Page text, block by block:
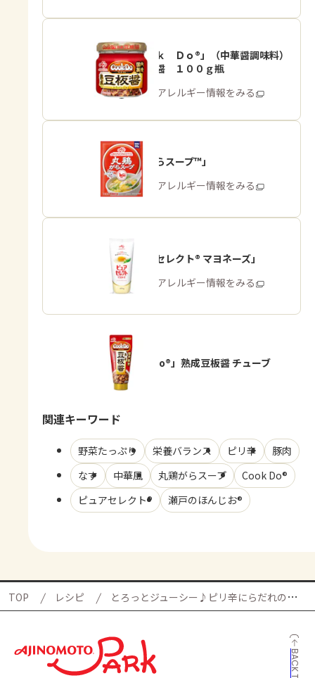
「Ｃｏｏｋ Ｄｏ®」（中華醤調味料）
熟成豆板醤 １００ｇ瓶
商品・アレルギー情報をみる
「丸鶏がらスープ™」
商品・アレルギー情報をみる
「ピュアセレクト® マヨネーズ」
商品・アレルギー情報をみる
「Cook Do®」熟成豆板醤 チューブ
関連キーワード
野菜たっぷり 栄養バランス ピリ辛
豚肉
なす
中華風 丸鶏がらスープ
Cook Do®
ピュアセレクト®
瀬戸のほんじお®
TOP レシピ とろっとジューシー♪ピリ辛にらだれのなすドックの献立